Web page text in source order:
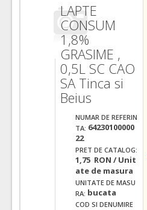
LAPTE
CONSUM
1,8%
GRASIME ,
0,5L SC CAO
SA Tinca si
Beius
NUMAR DE REFERIN
TA: 64230100000
22
PRET DE CATALOG:
1,75 RON / Unit
ate de masura
UNITATE DE MASU
RA: bucata
COD SI DENUMIRE